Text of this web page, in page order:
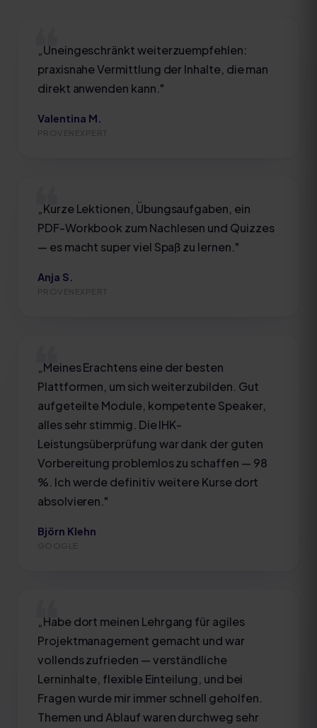
„Uneingeschränkt weiterzuempfehlen:
praxisnahe Vermittlung der Inhalte, die man
direkt anwenden kann."
Valentina M.
PROVENEXPERT
„Kurze Lektionen, Übungsaufgaben, ein
PDF-Workbook zum Nachlesen und Quizzes
— es macht super viel Spaß zu lernen."
Anja S.
PROVENEXPERT
„Meines Erachtens eine der besten
Plattformen, um sich weiterzubilden. Gut
aufgeteilte Module, kompetente Speaker,
alles sehr stimmig. Die IHK-
Leistungsüberprüfung war dank der guten
Vorbereitung problemlos zu schaffen — 98
%. Ich werde definitiv weitere Kurse dort
absolvieren."
Björn Klehn
GOOGLE
„Habe dort meinen Lehrgang für agiles
Projektmanagement gemacht und war
vollends zufrieden — verständliche
Lerninhalte, flexible Einteilung, und bei
Fragen wurde mir immer schnell geholfen.
Themen und Ablauf waren durchweg sehr